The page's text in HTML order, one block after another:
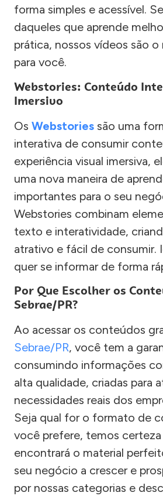
forma simples e acessível.
daqueles que aprende
prática, nossos vídeos são o
para você.
Webstories: Conteúdo
Imersivo
Os Webstories são uma
interativa de consumir
experiência visual imersiva,
uma nova maneira de
importantes para o seu
Webstories combinam
texto e interatividade,
atrativo e fácil de consumir.
quer se informar de forma
Por Que Escolher os
Sebrae/PR?
Ao acessar os conteúdos
Sebrae/PR, você tem a
consumindo informações
alta qualidade, criadas para
necessidades reais dos
Seja qual for o formato de
você prefere, temos
encontrará o material
seu negócio a crescer e
por nossas categorias e